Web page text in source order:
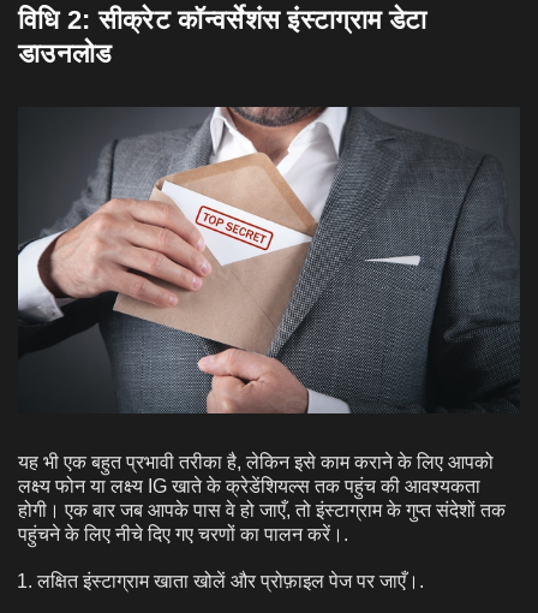
विधि 2:सीक्रेट कॉन्वर्सेशंस इंस्टाग्राम डेटा
डाउनलोड
यह भी एक बहुत प्रभावी तरीका है, लेकिन इसे काम कराने के लिए आपको
लक्ष्य फोन या लक्ष्य IG खाते के क्रेडेंशियल्स तक पहुंच की आवश्यकता
होगी। एक बार जब आपके पास वे हो जाएँ, तो इंस्टाग्राम के गुप्त संदेशों तक
पहुंचने के लिए नीचे दिए गए चरणों का पालन करें।.
लक्षित इंस्टाग्राम खाता खोलें और प्रोफ़ाइल पेज पर जाएँ।.